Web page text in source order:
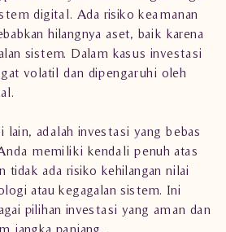
digital. Ada risiko keamanan
hilangnya aset, baik karena
sistem. Dalam kasus investasi
volatil dan dipengaruhi oleh
lain, adalah investasi yang bebas
memiliki kendali penuh atas
tidak ada risiko kehilangan nilai
atau kegagalan sistem. Ini
pilihan investasi yang aman dan
jangka panjang.